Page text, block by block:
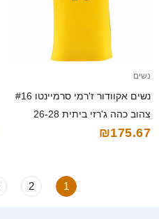
נשים
נשים אקוודור ז'רמי סרמיינטו #16
צהוב כהה ג'רזי ביתית 26-28
חולצה קצרה
₪175.67
1
2